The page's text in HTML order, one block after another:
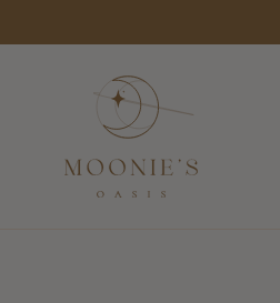
content